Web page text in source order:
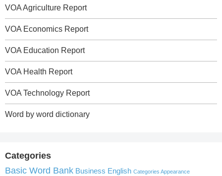
VOA Agriculture Report
VOA Economics Report
VOA Education Report
VOA Health Report
VOA Technology Report
Word by word dictionary
Categories
Basic Word Bank Business English Categories Appearance